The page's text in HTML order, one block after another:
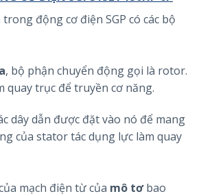
động cơ điện SGP có các bộ
, bộ phận chuyển động gọi là rotor.
quay trục để truyền cơ năng.
dây dẫn được đặt vào nó để mang
của stator tác dụng lực làm quay
mạch điện từ của mô tơbao